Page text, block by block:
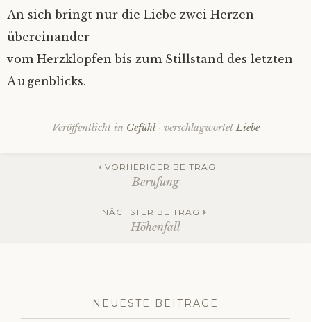
Impressum
An sich bringt nur die Liebe zwei Herzen
übereinander
vom Herzklopfen bis zum Stillstand des letzten
Augenblicks.
Veröffentlicht in Gefühl verschlagwortet Liebe
Beitrags-
Navigation
VORHERIGER BEITRAG
Berufung
NÄCHSTER BEITRAG
Höhenfall
NEUESTE BEITRÄGE